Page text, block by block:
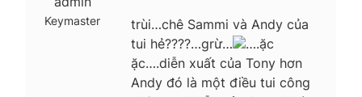
Keymaster
trùi…chê Sammi và Andy của
tui hẻ????…grừ…
….ặc
ặc….diễn xuất của Tony hơn
Andy đó là một điều tui công